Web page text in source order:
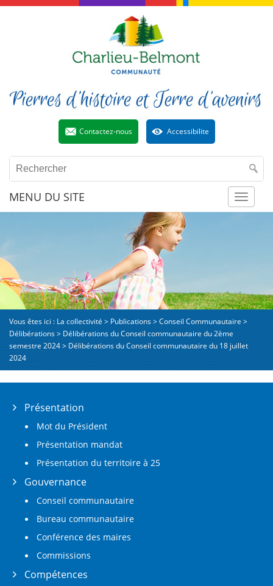
Contactez-nous Accessibilite
MENU DU SITE
Vous êtes ici :La collectivité>Publications>Conseil Communautaire>
Délibérations>Délibérations du Conseil communautaire du 2ème
semestre 2024>Délibérations du Conseil communautaire du 18 juillet
2024
Présentation
Mot du Président
Présentation mandat
Présentation du territoire à 25
Gouvernance
Conseil communautaire
Bureau communautaire
Conférence des maires
Commissions
Compétences